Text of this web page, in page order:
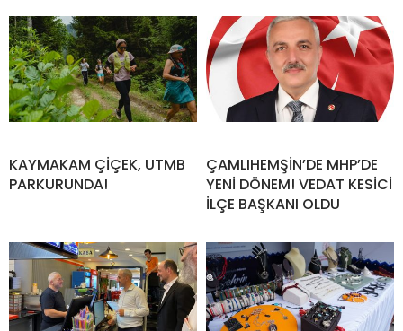
KAYMAKAM ÇİÇEK, UTMB
PARKURUNDA!
ÇAMLIHEMŞİN’DE MHP’DE
YENİ DÖNEM! VEDAT KESİCİ
İLÇE BAŞKANI OLDU